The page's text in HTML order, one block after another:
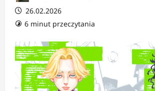
26.02.2026
6 minut przeczytania